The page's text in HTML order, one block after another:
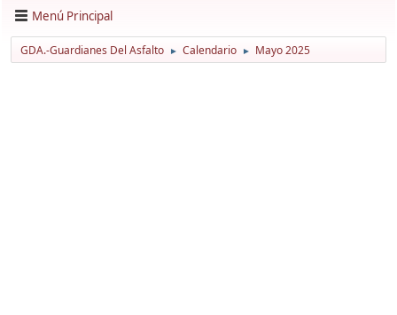
Menú Principal
GDA.-Guardianes Del Asfalto ► Calendario ► Mayo 2025